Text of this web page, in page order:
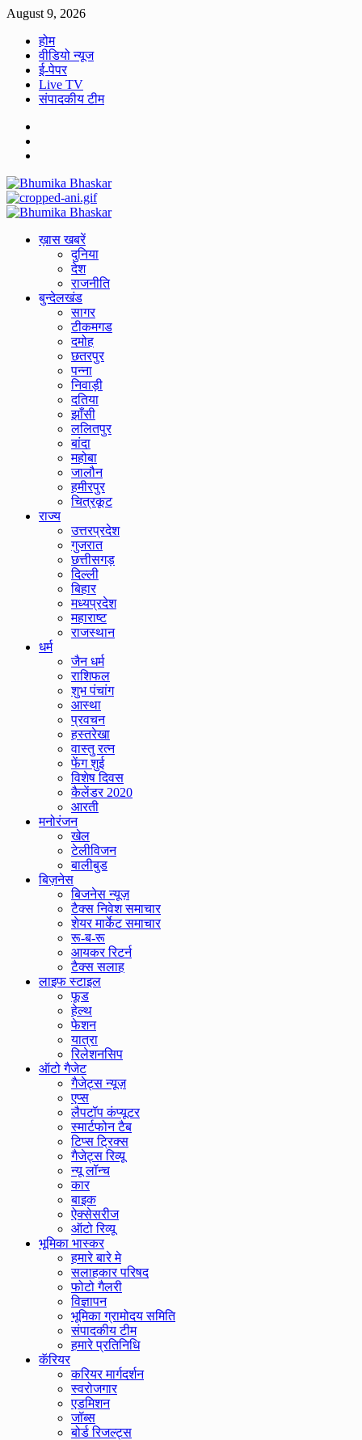
Skip
content
August 9, 2026
होम
वीडियो न्यूज
ई-पेपर
Live TV
संपादकीय टीम
Primary
ख़ास खबरें
दुनिया
देश
राजनीति
बुन्देलखंड
सागर
टीकमगड
दमोह
छतरपुर
पन्ना
निवाड़ी
दतिया
झाँसी
ललितपुर
बांदा
महोबा
जालौन
हमीरपुर
चित्रकूट
राज्य
उत्तरप्रदेश
गुजरात
छत्तीसगड़
दिल्ली
बिहार
मध्यप्रदेश
महाराष्ट
राजस्थान
धर्म
जैन धर्म
राशिफल
शुभ पंचांग
आस्था
प्रवचन
हस्तरेखा
वास्तु रत्न
फेंग शुई
विशेष दिवस
कैलेंडर 2020
आरती
मनोरंजन
खेल
टेलीविजन
बालीबुड
बिज़नेस
बिजनेस न्यूज़
टैक्स निवेश समाचार
शेयर मार्केट समाचार
रू-ब-रू
आयकर रिटर्न
टैक्स सलाह
लाइफ स्टाइल
फूड
हेल्थ
फेशन
यात्रा
रिलेशनसिप
ऑटो गैजेट
गैजेट्स न्यूज़
एप्स
लैपटॉप कंप्यूटर
स्मार्टफोन टैब
टिप्स ट्रिक्स
गैजेट्स रिव्यू
न्यू लॉन्च
कार
बाइक
ऐक्सेसरीज
ऑटो रिव्यू
भूमिका भास्कर
हमारे बारे मे
सलाहकार परिषद
फोटो गैलरी
विज्ञापन
भूमिका ग्रामोदय समिति
संपादकीय टीम
हमारे प्रतिनिधि
कॅरियर
करियर मार्गदर्शन
स्वरोजगार
एडमिशन
जॉब्स
बोर्ड रिजल्ट्स